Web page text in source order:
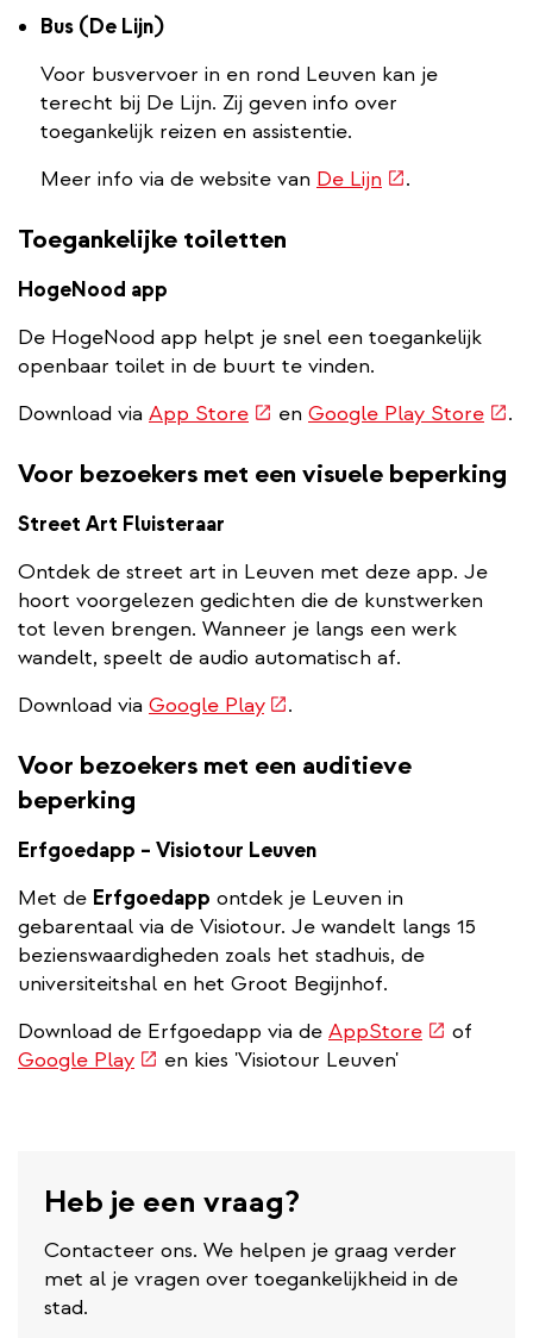
Bus (De Lijn)
Voor busvervoer in en rond Leuven kan je
terecht bij De Lijn. Zij geven info over
toegankelijk reizen en assistentie.
Meer info via de website van De Lijn (externe
.
Toegankelijke toiletten
HogeNood app
De HogeNood app helpt je snel een toegankelijk
openbaar toilet in de buurt te vinden.
Download via App Store(externe
en Google Play Store .
Voor bezoekers met een visuele beperking
Street Art Fluisteraar
Ontdek de street art in Leuven met deze app. Je
hoort voorgelezen gedichten die de kunstwerken
tot leven brengen. Wanneer je langs een werk
wandelt, speelt de audio automatisch af.
Download via Google Play(externe
.
Voor bezoekers met een auditieve
beperking
Erfgoedapp – Visiotour Leuven
Met de Erfgoedapp ontdek je Leuven in
gebarentaal via de Visiotour. Je wandelt langs 15
bezienswaardigheden zoals het stadhuis, de
universiteitshal en het Groot Begijnhof.
Download de Erfgoedapp via de AppStore(externe
of
Google Play(externe
en kies 'Visiotour Leuven'
Heb je een vraag?
Contacteer ons. We helpen je graag verder
met al je vragen over toegankelijkheid in de
stad.